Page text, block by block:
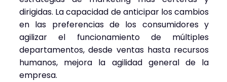
dirigidas. La capacidad de anticipar los cambios
en las preferencias de los consumidores y
agilizar el funcionamiento de múltiples
departamentos, desde ventas hasta recursos
humanos, mejora la agilidad general de la
empresa.